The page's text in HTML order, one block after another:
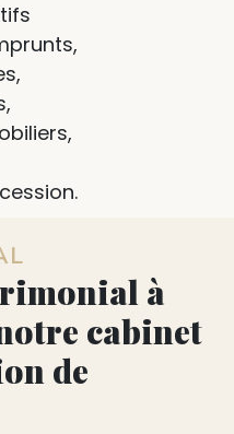
à
cabinet
de